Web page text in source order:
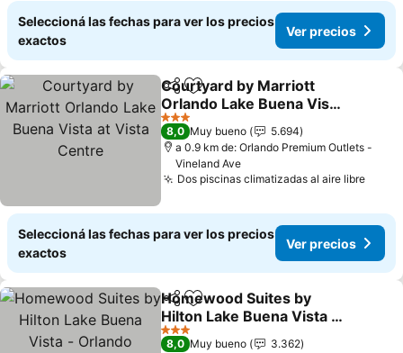
Seleccioná las fechas para ver los precios
exactos
Ver precios
CompartirAñadir a favoritos
Courtyard by Marriott
Orlando Lake Buena Vista
at Vista Centre
3 Estrellas
8,0 Muy bueno
5.694
a 0.9 km de: Orlando Premium Outlets -
Vineland Ave
Dos piscinas climatizadas al aire libre
Seleccioná las fechas para ver los precios
exactos
Ver precios
CompartirAñadir a favoritos
Homewood Suites by
Hilton Lake Buena Vista -
Orlando
3 Estrellas
8,0 Muy bueno
3.362